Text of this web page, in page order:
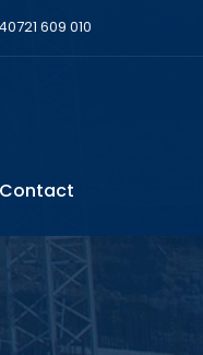
609 010
Contact